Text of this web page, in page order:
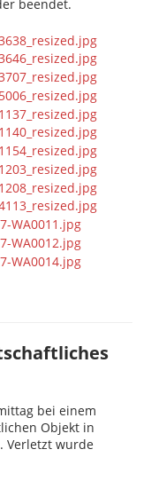
beendet.
bei einem
Objekt in
Verletzt wurde